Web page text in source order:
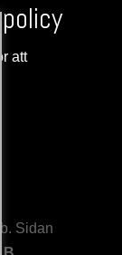
att
Sidan